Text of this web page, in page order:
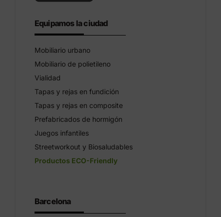
Equipamos la ciudad
Mobiliario urbano
Mobiliario de polietileno
Vialidad
Tapas y rejas en fundición
Tapas y rejas en composite
Prefabricados de hormigón
Juegos infantiles
Streetworkout y Biosaludables
Productos ECO-Friendly
Barcelona